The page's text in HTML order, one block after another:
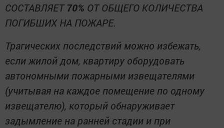
СОСТАВЛЯЕТ70% ОТ ОБЩЕГО КОЛИЧЕСТВА
ПОГИБШИХ НА ПОЖАРЕ.
Трагических последствий можно избежать,
если жилой дом, квартиру оборудовать
автономными пожарными извещателями
(учитывая на каждое помещение по одному
извещателю), который обнаруживает
задымление на ранней стадии и при